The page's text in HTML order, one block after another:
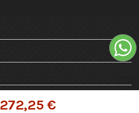
272,25 €